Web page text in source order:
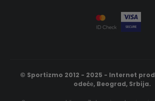
© Sportizmo 2012 - 2025 - Internet
odećе, Beograd, Srbija.